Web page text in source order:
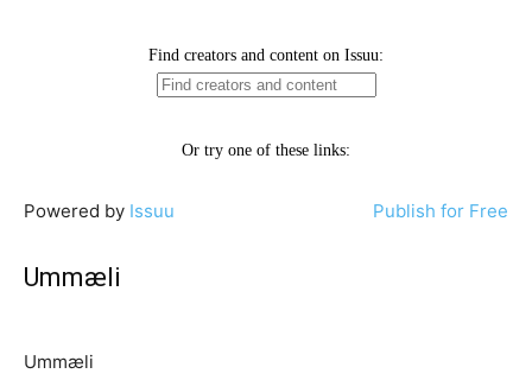
Powered by Issuu Publish for Free
Ummæli
Ummæli